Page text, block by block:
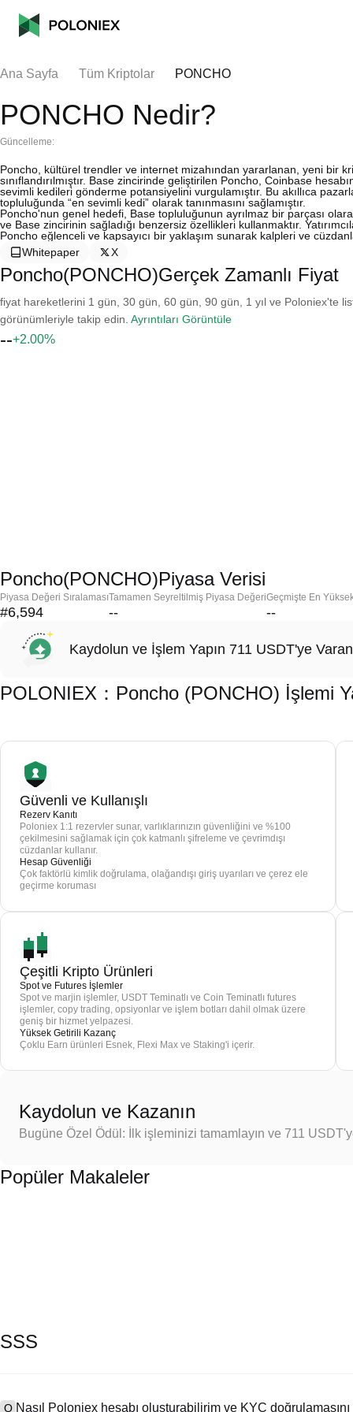
Ana Sayfa Tüm Kriptolar PONCHO
PONCHO Nedir?
Güncelleme:
Poncho, kültürel trendler ve internet mizahından yararlanan, yeni bir
sınıflandırılmıştır. Base zincirinde geliştirilen Poncho, Coinbase
sevimli kedileri gönderme potansiyelini vurgulamıştır. Bu akıllıca
topluluğunda “en sevimli kedi” olarak tanınmasını sağlamıştır.
Poncho'nun genel hedefi, Base topluluğunun ayrılmaz bir parçası
ve Base zincirinin sağladığı benzersiz özellikleri kullanmaktır.
Poncho eğlenceli ve kapsayıcı bir yaklaşım sunarak kalpleri ve
Whitepaper
X
Poncho(PONCHO)Gerçek Zamanlı Fiyat
fiyat hareketlerini 1 gün, 30 gün, 60 gün, 90 gün, 1 yıl ve Poloniex'te
görünümleriyle takip edin. Ayrıntıları Görüntüle
--+2.00%
Poncho(PONCHO)Piyasa Verisi
Piyasa Değeri Sıralaması
#6,594
Tamamen Seyreltilmiş Piyasa Değeri
--
Geçmişte En
--
Kaydolun ve İşlem Yapın 711 USDT'ye
POLONIEX：Poncho (PONCHO) İşlemi
Güvenli ve Kullanışlı
Rezerv Kanıtı
Poloniex 1:1 rezervler sunar, varlıklarınızın güvenliğini ve %100
çekilmesini sağlamak için çok katmanlı şifreleme ve çevrimdışı
cüzdanlar kullanır.
Hesap Güvenliği
Çok faktörlü kimlik doğrulama, olağandışı giriş uyarıları ve çerez ele
geçirme koruması
Çeşitli Kripto Ürünleri
Spot ve Futures İşlemler
Spot ve marjin işlemler, USDT Teminatlı ve Coin Teminatlı futures
işlemler, copy trading, opsiyonlar ve işlem botları dahil olmak üzere
geniş bir hizmet yelpazesi.
Yüksek Getirili Kazanç
Çoklu Earn ürünleri Esnek, Flexi Max ve Staking'i içerir.
Kaydolun ve Kazanın
Bugüne Özel Ödül: İlk işleminizi tamamlayın ve 711
Popüler Makaleler
SSS
Q Nasıl Poloniex hesabı oluşturabilirim ve KYC